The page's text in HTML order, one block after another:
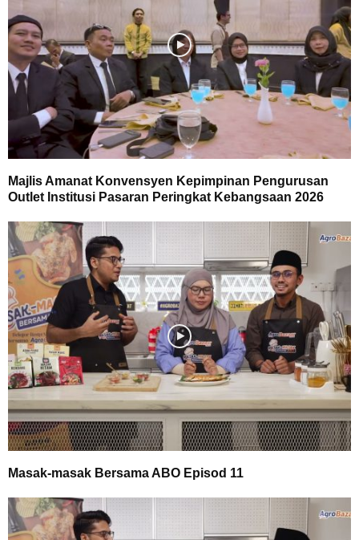
Majlis Amanat Konvensyen Kepimpinan Pengurusan
Outlet Institusi Pasaran Peringkat Kebangsaan 2026
Masak-masak Bersama ABO Episod 11